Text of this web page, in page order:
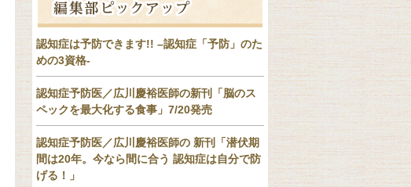
認知症は予防できます!! –認知症「予防」のた
めの3資格-
認知症予防医／広川慶裕医師の新刊「脳のス
ペックを最大化する食事」7/20発売
認知症予防医／広川慶裕医師の 新刊「潜伏期
間は20年。今なら間に合う 認知症は自分で防
げる！」